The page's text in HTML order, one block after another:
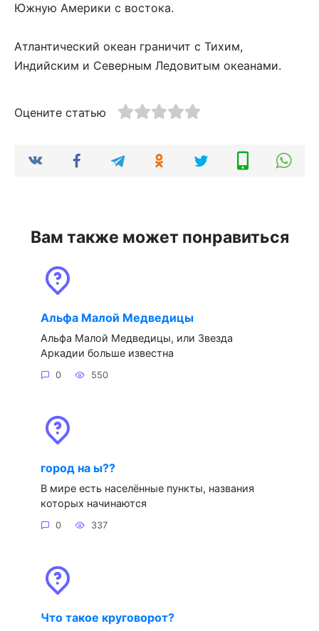
Южную Америки с востока.
Атлантический океан граничит с Тихим,
Индийским и Северным Ледовитым океанами.
Оцените статью
Вам также может понравиться
Альфа Малой Медведицы
Альфа Малой Медведицы, или Звезда
Аркадии больше известна
0 550
город на ы??
В мире есть населённые пункты, названия
которых начинаются
0 337
Что такое круговорот?